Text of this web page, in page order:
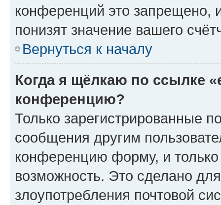
конференций это запрещено,
понизят значение вашего
Вернуться к началу
Когда я щёлкаю по ссылке
конференцию?
Только зарегистрированные
сообщения другим
конференцию форму, и
возможность. Это сделано
злоупотребления почтовой